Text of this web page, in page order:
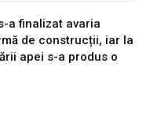
a finalizat avaria
de construcții, iar la
apei s-a produs o